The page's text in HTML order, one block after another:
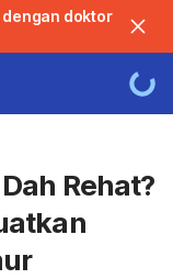
dengan doktor
Rehat?